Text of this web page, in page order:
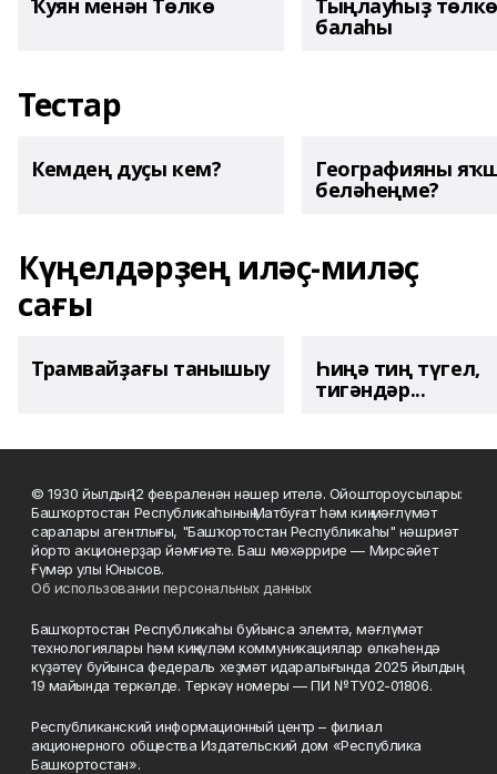
Ҡуян менән Төлкө Тыңлауһыҙ төлкө
балаһы
Тестар
Кемдең дуҫы кем? Географияны
беләһеңме?
Күңелдәрҙең иләҫ-миләҫ
сағы
Трамвайҙағы танышыу Һиңә тиң түгел,
тигәндәр...
© 1930 йылдың 12 февраленән нәшер ителә. Ойоштороусылары:
Башҡортостан Республикаһының Матбуғат һәм киң мәғлүмәт
саралары агентлығы, "Башҡортостан Республикаһы" нәшриәт
йорто акционерҙар йәмғиәте. Баш мөхәррире — Мирсәйет
Ғүмәр улы Юнысов.
Об использовании персональных данных
Башҡортостан Республикаһы буйынса элемтә, мәғлүмәт
технологиялары һәм киңкүләм коммуникациялар өлкәһендә
күҙәтеү буйынса федераль хеҙмәт идаралығында 2025 йылдың
19 майында теркәлде. Теркәү номеры — ПИ №ТУ02-01806.
Республиканский информационный центр – филиал
акционерного общества Издательский дом «Республика
Башкортостан».